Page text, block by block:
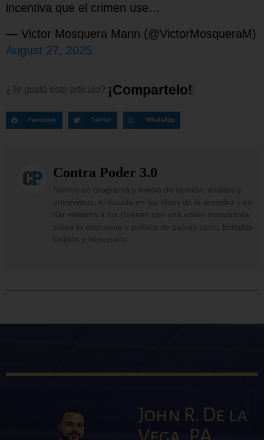
incentiva que el crimen use…
— Victor Mosquera Marin (@VictorMosqueraM)
August 27, 2025
¿Te gustó este artículo? ¡Compartelo!
Facebook Twitter WhatsApp
Contra Poder 3.0
Somos un programa y medio de opinión, análisis y
entrevistas, enfocado en las ideas de la derecha y en
dar ventana a los jóvenes con una visión innovadora
sobre la economía y política de países como Estados
Unidos y Venezuela.
John R. De la